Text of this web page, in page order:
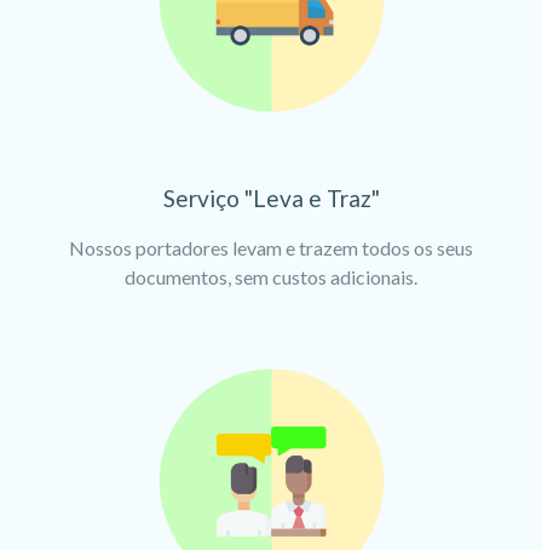
Serviço "Leva e Traz"
Nossos portadores levam e trazem todos os seus
documentos, sem custos adicionais.